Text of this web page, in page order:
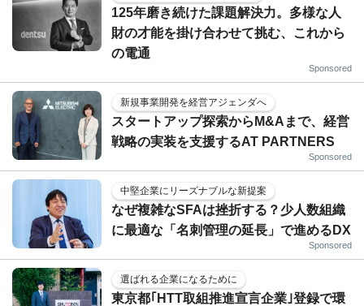
125年磨き続けた課題解決力。多様な人
財の才能を掛け合わせて挑む、これから
の電通
Sponsored
新規事業開発を経営アジェンダへ
スタートアップ探索からM&Aまで、経営
戦略の実装を支援するAT PARTNERS
Sponsored
中堅企業にリーズナブルな新提案
なぜ複雑なSFAは挫折する？少人数組織
に最適な「名刺管理の延長」で進めるDX
Sponsored
選ばれる企業になるために
東京都｢HTT取組推進宣言企業｣登録で環